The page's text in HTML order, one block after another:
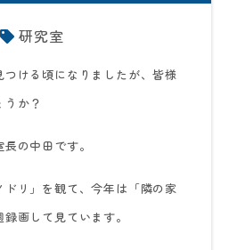
研究室
ける頃になりましたが、皆様
か？
の中田です。
リ」を観て、今年は「隣の家
画して見ています。